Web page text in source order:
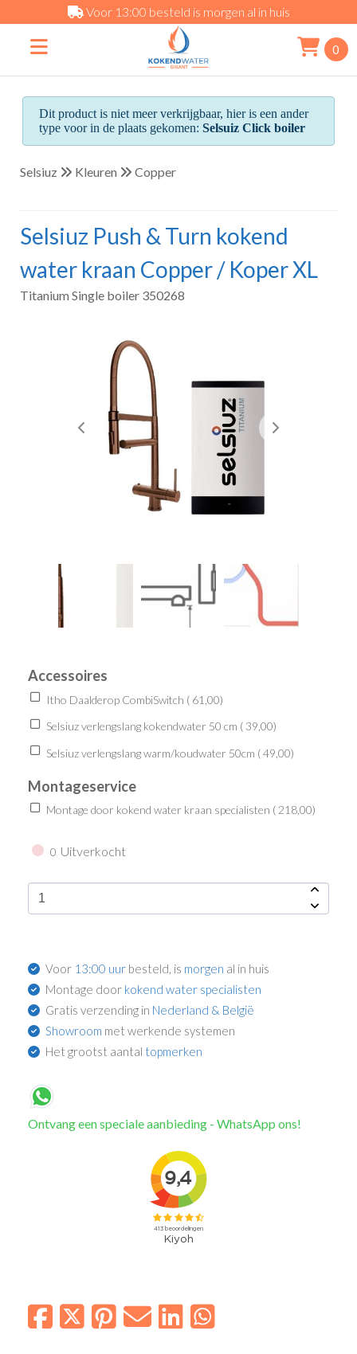
Voor 13:00 besteld is morgen al in huis
0
Dit product is niet meer verkrijgbaar, hier is een ander
type voor in de plaats gekomen:Selsuiz Click boiler
Selsiuz Kleuren Copper
Selsiuz Push & Turn kokend
water kraan Copper / Koper XL
Titanium Single boiler 350268
Accessoires
Itho Daalderop CombiSwitch ( 61,00)
Selsiuz verlengslang kokendwater 50 cm (39,00)
Selsiuz verlengslang warm/koudwater 50cm (49,00)
Montageservice
Montage door kokend water kraan specialisten ( 218,00)
0 Uitverkocht
Voor 13:00 uur besteld, is morgen al in huis
Montage door kokend water specialisten
Gratis verzending in Nederland & België
Showroom met werkende systemen
Het grootst aantal topmerken
Ontvang een speciale aanbieding - WhatsApp ons!